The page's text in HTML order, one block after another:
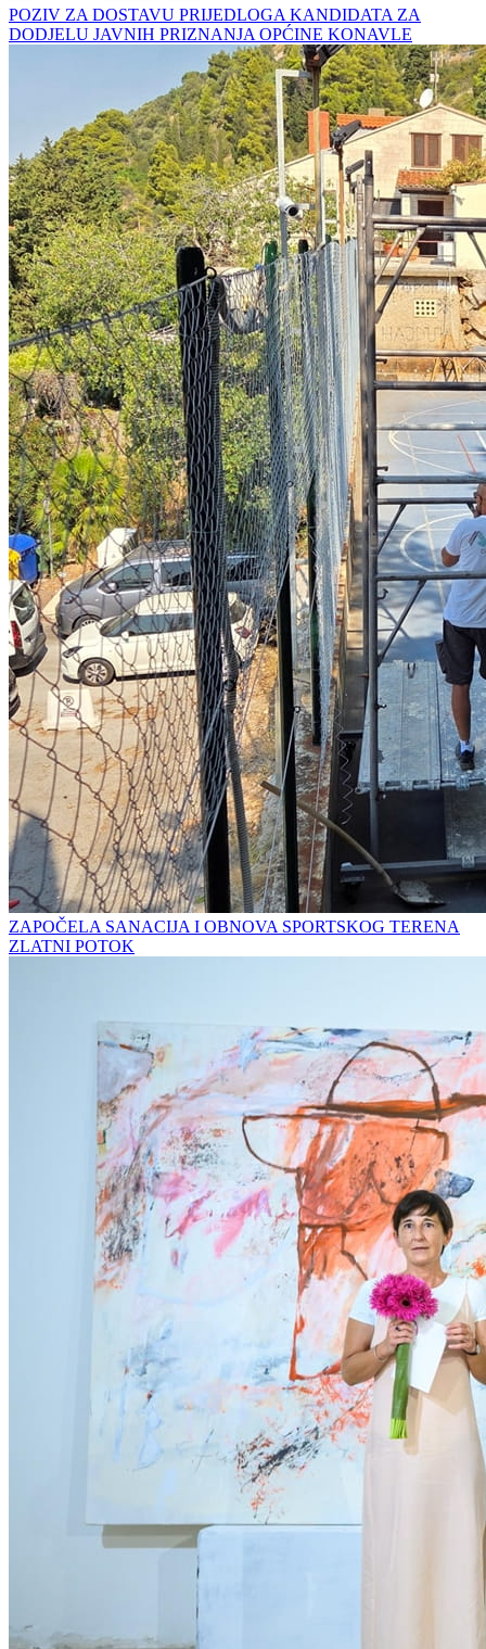
POZIV ZA DOSTAVU PRIJEDLOGA KANDIDATA ZA
DODJELU JAVNIH PRIZNANJA OPĆINE KONAVLE
ZAPOČELA SANACIJA I OBNOVA SPORTSKOG TERENA
ZLATNI POTOK